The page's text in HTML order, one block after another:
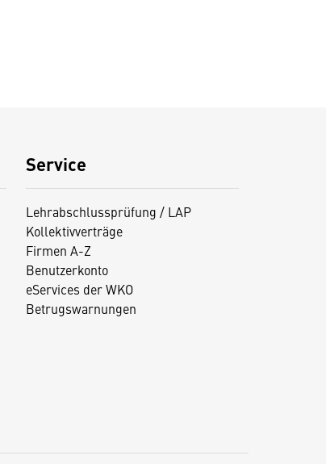
Service
Lehrabschlussprüfung / LAP
Kollektivverträge
Firmen A-Z
Benutzerkonto
eServices der WKO
Betrugswarnungen